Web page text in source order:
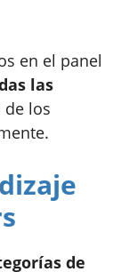
en el panel
las
de los
de